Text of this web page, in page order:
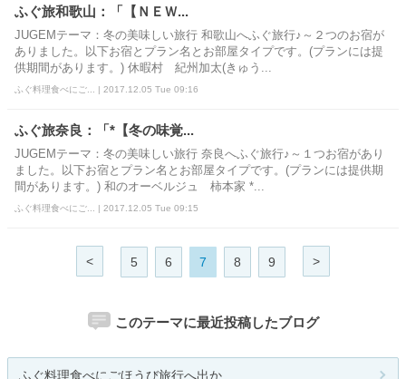
ふぐ旅和歌山：「【ＮＥＷ...
JUGEMテーマ：冬の美味しい旅行 和歌山へふぐ旅行♪～２つのお宿が
ありました。以下お宿とプラン名とお部屋タイプです。(プランには提
供期間があります。) 休暇村 紀州加太(きゅう...
ふぐ料理食べにご... | 2017.12.05 Tue 09:16
ふぐ旅奈良：「*【冬の味覚...
JUGEMテーマ：冬の美味しい旅行 奈良へふぐ旅行♪～１つお宿があり
ました。以下お宿とプラン名とお部屋タイプです。(プランには提供期
間があります。) 和のオーベルジュ 柿本家 *...
ふぐ料理食べにご... | 2017.12.05 Tue 09:15
< 5 6 7 8 9 >
このテーマに最近投稿したブログ
ふぐ料理食べにごほうび旅行へ出か...